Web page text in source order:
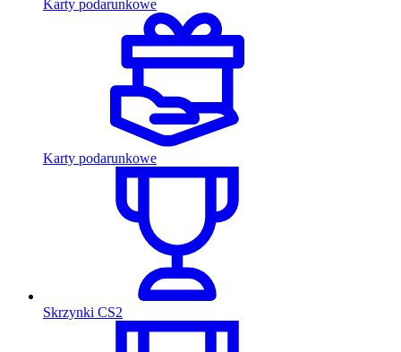
Karty podarunkowe
Karty podarunkowe
Skrzynki CS2